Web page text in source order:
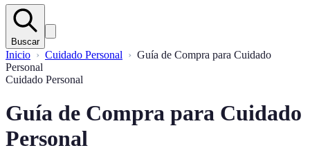
Buscar
Inicio Cuidado Personal
Guía de Compra para Cuidado
Personal
Cuidado Personal
Guía de Compra para Cuidado
Personal